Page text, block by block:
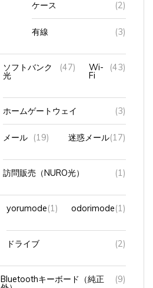
有線 (3)
ソフトバンク
光
(47) Wi-
Fi
(43)
ホームゲートウェイ (3)
メール (19) 迷惑メール (17)
訪問販売（NURO光） (1)
yorumode (1) odorimode (1)
ドライブ (2)
Bluetoothキーボード（純正
外）
(9)